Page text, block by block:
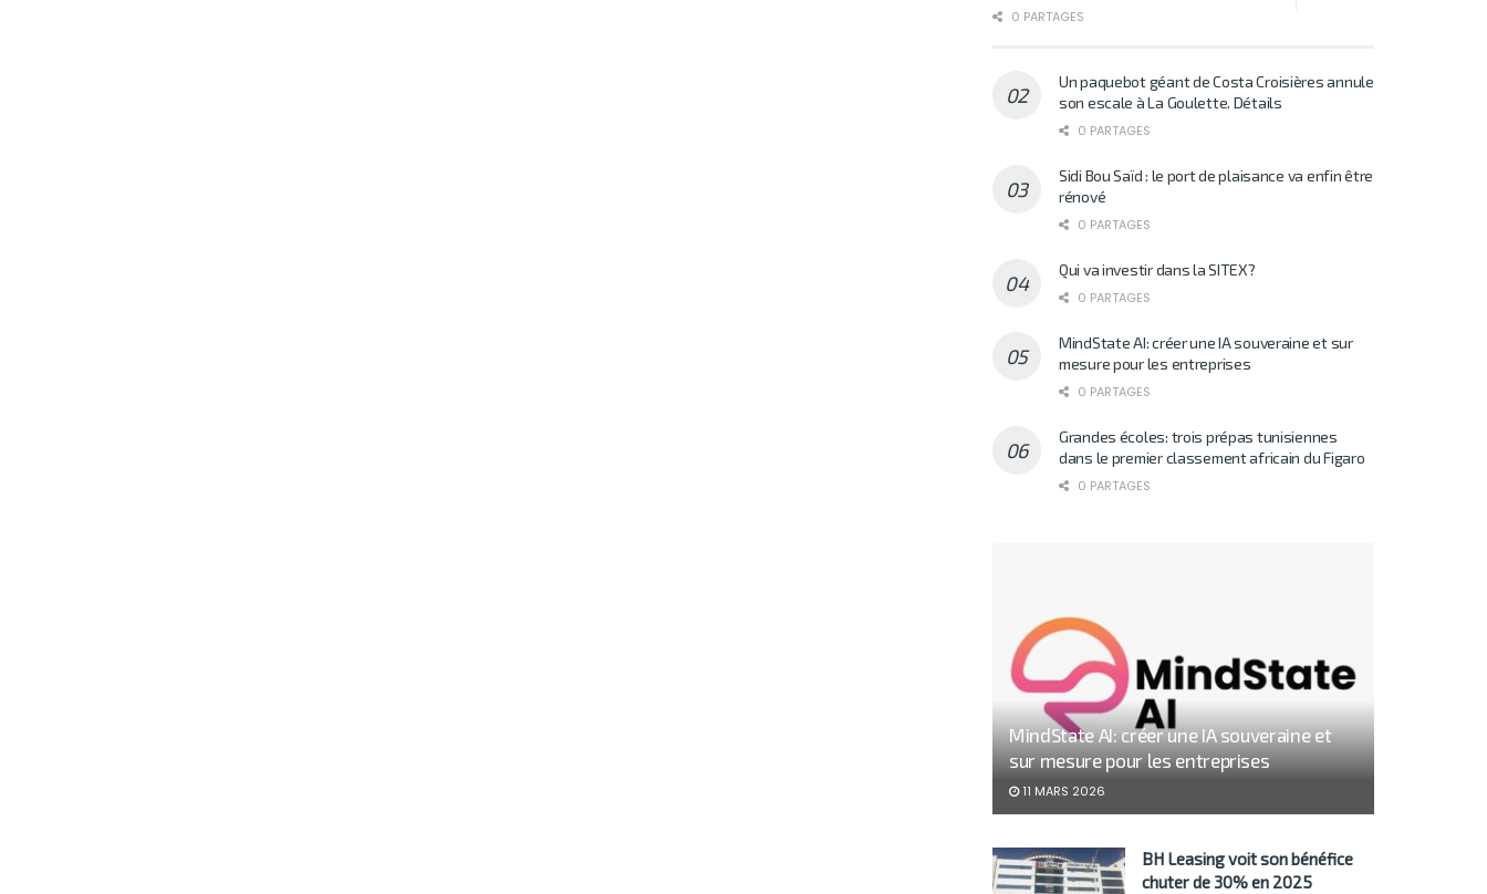
0 PARTAGES
Un paquebot géant de Costa Croisières annule
son escale à La Goulette. Détails
0 PARTAGES
Sidi Bou Saïd : le port de plaisance va enfin être
rénové
0 PARTAGES
Qui va investir dans la SITEX?
0 PARTAGES
MindState AI: créer une IA souveraine et sur
mesure pour les entreprises
0 PARTAGES
Grandes écoles: trois prépas tunisiennes
dans le premier classement africain du Figaro
0 PARTAGES
MindState AI: créer une IA souveraine et
sur mesure pour les entreprises
11 MARS 2026
BH Leasing voit son bénéfice
chuter de 30% en 2025